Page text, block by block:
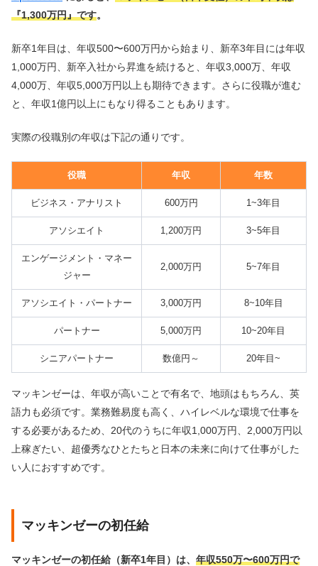
『1,300万円』です。
新卒1年目は、年収500〜600万円から始まり、新卒3年目には年収
1,000万円、新卒入社から昇進を続けると、年収3,000万、年収
4,000万、年収5,000万円以上も期待できます。さらに役職が進む
と、年収1億円以上にもなり得ることもあります。
実際の役職別の年収は下記の通りです。
役職 年収 年数
ビジネス・アナリスト 600万円 1~3年目
アソシエイト 1,200万円 3~5年目
エンゲージメント・マネー
ジャー
2,000万円 5~7年目
アソシエイト・パートナー 3,000万円 8~10年目
パートナー 5,000万円 10~20年目
シニアパートナー 数億円～ 20年目~
マッキンゼーは、年収が高いことで有名で、地頭はもちろん、英
語力も必須です。業務難易度も高く、ハイレベルな環境で仕事を
する必要があるため、20代のうちに年収1,000万円、2,000万円以
上稼ぎたい、超優秀なひとたちと日本の未来に向けて仕事がした
い人におすすめです。
マッキンゼーの初任給
マッキンゼーの初任給（新卒1年目）は、 年収550万〜600万円で